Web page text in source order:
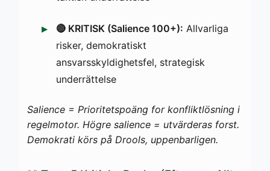
🔴 KRITISK (Salience 100+): Allvarliga
risker, demokratiskt
ansvarsskyldighetsfel, strategisk
underrättelse
Salience = Prioritetspoäng for konfliktlösning i
regelmotor. Högre salience = utvärderas forst.
Demokrati körs på Drools, uppenbarligen.